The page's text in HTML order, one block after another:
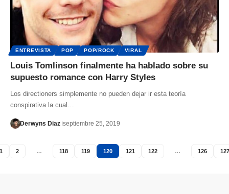
ENTREVISTA POP POP/ROCK VIRAL
Louis Tomlinson finalmente ha hablado sobre su
supuesto romance con Harry Styles
Los directioners simplemente no pueden dejar ir esta teoría
conspirativa la cual…
Derwyns Diaz septiembre 25, 2019
1 2 … 118 119 120 121 122 … 126 127